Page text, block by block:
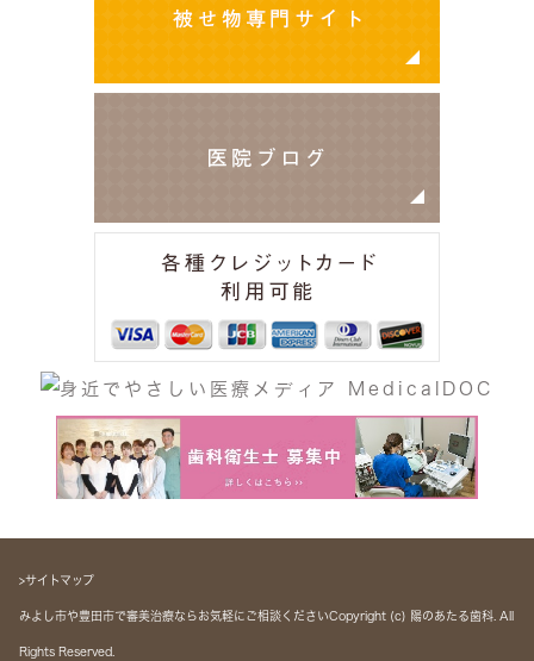
>サイトマップ
みよし市や豊田市で審美治療ならお気軽にご相談くださいCopyright (c) 陽のあたる歯科. All
Rights Reserved.